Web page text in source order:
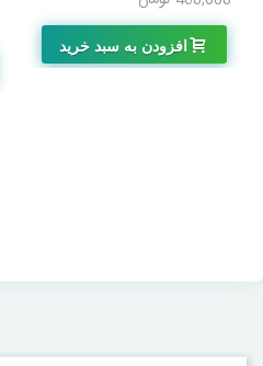
افزودن به سبد خرید